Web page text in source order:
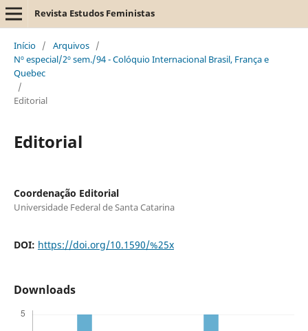
Revista Estudos Feministas
Início / Arquivos /
Nº especial/2º sem./94 - Colóquio Internacional Brasil, França e
Quebec
/
Editorial
Editorial
Coordenação Editorial
Universidade Federal de Santa Catarina
DOI: https://doi.org/10.1590/%25x
Downloads